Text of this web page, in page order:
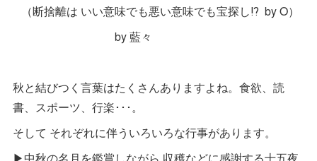
（断捨離は いい意味でも悪い意味でも宝探し⁉︎ by O）
by 藍々
秋と結びつく言葉はたくさんありますよね。食欲、読
書、スポーツ、行楽･･･。
そして それぞれに伴ういろいろな行事があります。